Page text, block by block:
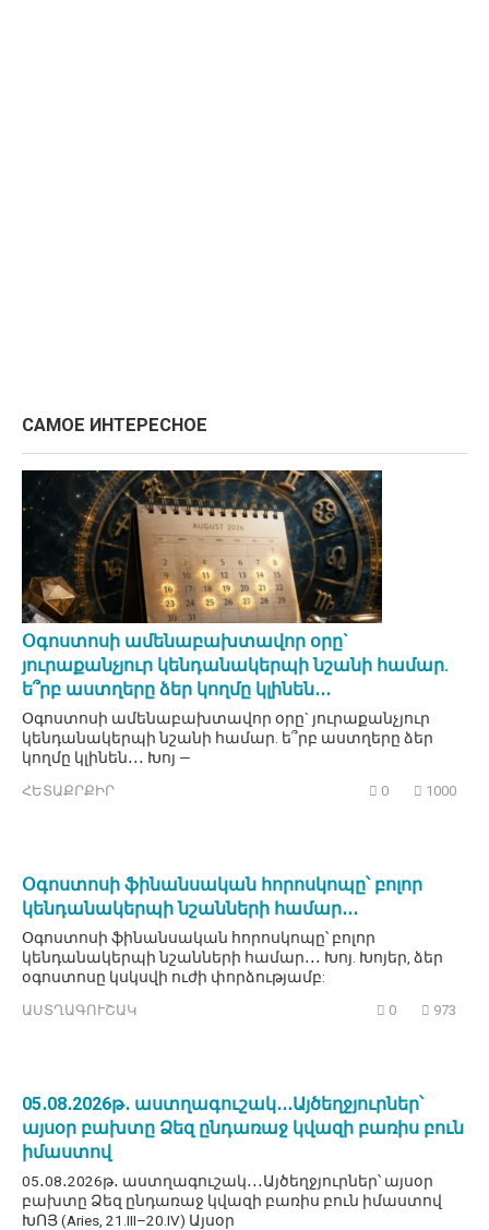
САМОЕ ИНТЕРЕСНОЕ
Օգոստոսի ամենաբախտավոր օրը`
յուրաքանչյուր կենդանակերպի նշանի համար.
ե՞րբ աստղերը ձեր կողմը կլինեն․․․
Օգոստոսի ամենաբախտավոր օրը` յուրաքանչյուր
կենդանակերպի նշանի համար. ե՞րբ աստղերը ձեր
կողմը կլինեն․․․ Խոյ —
ՀԵՏԱՔՐՔԻՐ 0 1000
Օգոստոսի ֆինանսական հորոսկոպը՝ բոլոր
կենդանակերպի նշանների համար․․․
Օգոստոսի ֆինանսական հորոսկոպը՝ բոլոր
կենդանակերպի նշանների համար․․․ Խոյ. Խոյեր, ձեր
օգոստոսը կսկսվի ուժի փորձությամբ:
ԱՍՏՂԱԳՈՒՇԱԿ 0 973
05․08․2026թ․ աստղագուշակ․․․Այծեղջյուրներ՝
այսօր բախտը Ձեզ ընդառաջ կվազի բառիս բուն
իմաստով
05․08․2026թ․ աստղագուշակ․․․Այծեղջյուրներ՝ այսօր
բախտը Ձեզ ընդառաջ կվազի բառիս բուն իմաստով
ԽՈՅ (Aries, 21.III–20.IV) Այսօր